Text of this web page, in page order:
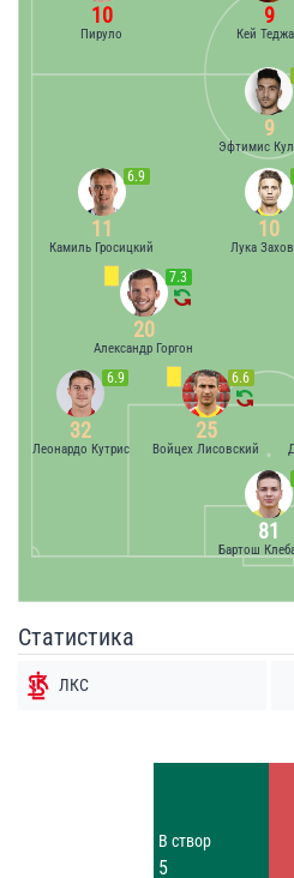
9
Кей
10
Пируло
81
Бартош
6.9
32
Леонардо Кутрис
6.6
25
Войцех Лисовский
7.3
20
Александр Горгон
6.9
11
Камиль Гросицкий
10
Лука
9
Эфтимис
Статистика
ЛКС
В створ
5